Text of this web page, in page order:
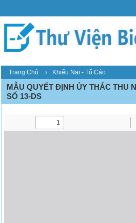
Trang Chủ › Khiếu Nại - Tố Cáo
MẪU QUYẾT ĐỊNH ỦY THÁC THU
SỐ 13-DS